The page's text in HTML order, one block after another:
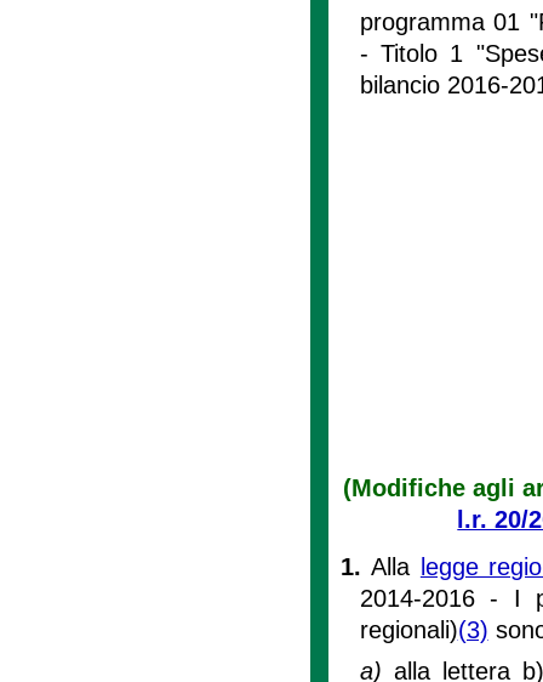
programma 01
- Titolo 1
bilancio 2016-
(Modifiche agli
l.r. 20/
1.Alla legge
2014-2016 - I
regionali)(3)
a) alla lettera